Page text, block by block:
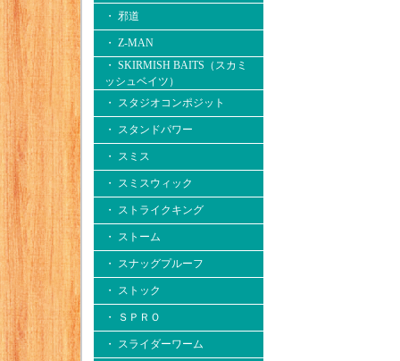
・ 邪道
・ Z-MAN
・ SKIRMISH BAITS（スカミ
ッシュベイツ）
・ スタジオコンポジット
・ スタンドパワー
・ スミス
・ スミスウィック
・ ストライクキング
・ ストーム
・ スナッグプルーフ
・ ストック
・ ＳＰＲＯ
・ スライダーワーム